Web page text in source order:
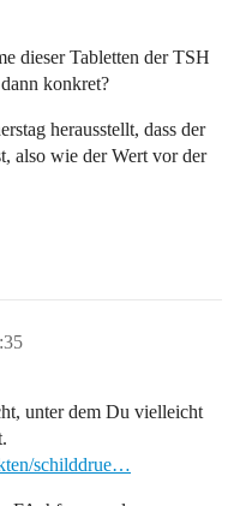
dieser Tabletten der TSH
konkret?
herausstellt, dass der
also wie der Wert vor der
unter dem Du vielleicht
schilddrue…